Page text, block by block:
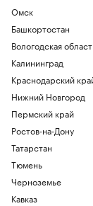
Омск
Башкортостан
Вологодская
Калининград
Краснодарский
Нижний Новгород
Пермский край
Ростов-на-Дону
Татарстан
Тюмень
Черноземье
Кавказ